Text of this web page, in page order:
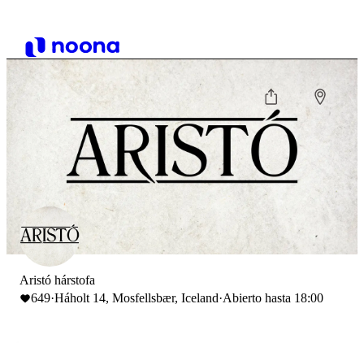
Aristó hárstofa
649·Háholt 14, Mosfellsbær, Iceland·Abierto hasta 18:00